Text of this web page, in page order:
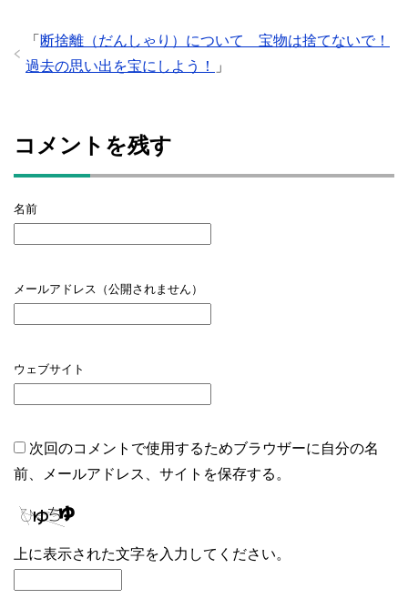
「 断捨離（だんしゃり）について 宝物は捨てないで！
過去の思い出を宝にしよう！
」
コメントを残す
名前
メールアドレス（公開されません）
ウェブサイト
次回のコメントで使用するためブラウザーに自分の名
前、メールアドレス、サイトを保存する。
上に表示された文字を入力してください。